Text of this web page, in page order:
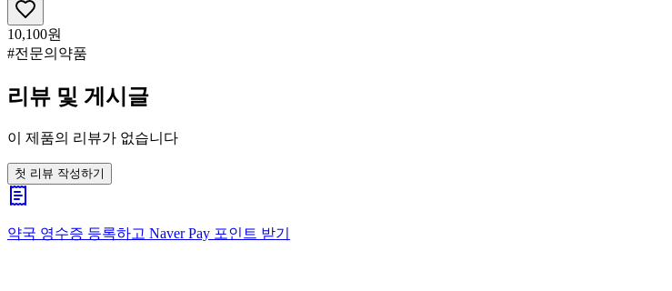
10,100원
#전문의약품
리뷰 및 게시글
이 제품의 리뷰가 없습니다
첫 리뷰 작성하기
약국 영수증 등록하고 Naver Pay 포인트 받기